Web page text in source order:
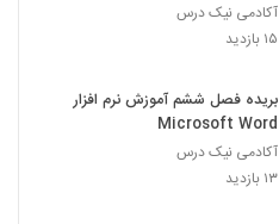
آکادمی نیک درس
۱۵ بازدید
بریده فصل ششم آموزش نرم افزار
Microsoft Word
آکادمی نیک درس
۱۳ بازدید